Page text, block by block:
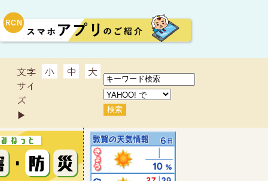
文字
サイ
ズ
▶︎
小 中 大